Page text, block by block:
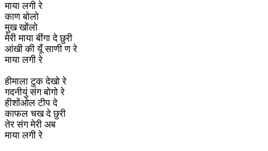
माया लगी रे
काण बोलो
मुख खोंलो
मेरी माया बींगा दे छुरी
आंखी की यूँ साणी ण रे
माया लगी रे
हीमाला टुक देखो रे
गदनीयुं संग बोगो रे
हीशोंओल टीप दे
काफल चख दे छुरी
तेर संग मेरी अब
माया लगी रे